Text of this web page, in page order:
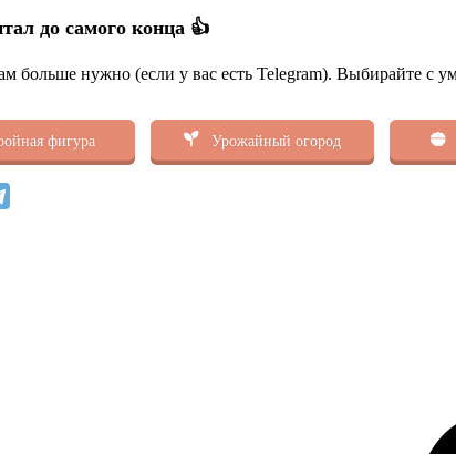
до самого конца 👍
больше нужно (если у вас есть Telegram). Выбирайте с
фигура Урожайный огород